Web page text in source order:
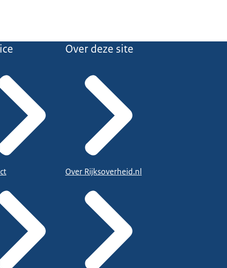
Over deze site
Over Rijksoverheid.nl